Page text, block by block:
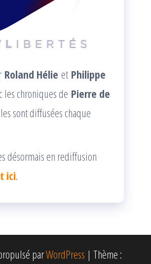
Roland Hélie et Philippe
les chroniques de Pierre de
sont diffusées chaque
désormais en rediffusion
ici.
parWordPress | Thème :